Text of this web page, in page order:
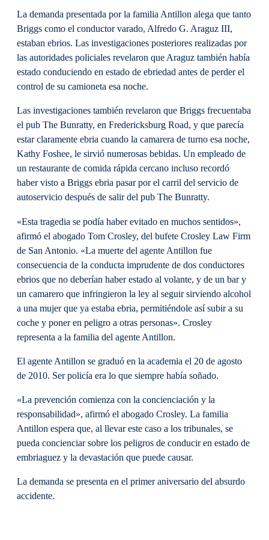
La demanda presentada por la familia Antillon alega que tanto
Briggs como el conductor varado, Alfredo G. Araguz III,
estaban ebrios. Las investigaciones posteriores realizadas por
las autoridades policiales revelaron que Araguz también había
estado conduciendo en estado de ebriedad antes de perder el
control de su camioneta esa noche.
Las investigaciones también revelaron que Briggs frecuentaba
el pub The Bunratty, en Fredericksburg Road, y que parecía
estar claramente ebria cuando la camarera de turno esa noche,
Kathy Foshee, le sirvió numerosas bebidas. Un empleado de
un restaurante de comida rápida cercano incluso recordó
haber visto a Briggs ebria pasar por el carril del servicio de
autoservicio después de salir del pub The Bunratty.
«Esta tragedia se podía haber evitado en muchos sentidos»,
afirmó el abogado Tom Crosley, del bufete Crosley Law Firm
de San Antonio. «La muerte del agente Antillon fue
consecuencia de la conducta imprudente de dos conductores
ebrios que no deberían haber estado al volante, y de un bar y
un camarero que infringieron la ley al seguir sirviendo alcohol
a una mujer que ya estaba ebria, permitiéndole así subir a su
coche y poner en peligro a otras personas». Crosley
representa a la familia del agente Antillon.
El agente Antillon se graduó en la academia el 20 de agosto
de 2010. Ser policía era lo que siempre había soñado.
«La prevención comienza con la concienciación y la
responsabilidad», afirmó el abogado Crosley. La familia
Antillon espera que, al llevar este caso a los tribunales, se
pueda concienciar sobre los peligros de conducir en estado de
embriaguez y la devastación que puede causar.
La demanda se presenta en el primer aniversario del absurdo
accidente.